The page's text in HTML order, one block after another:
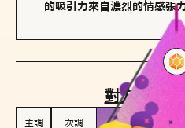
的吸引力來自濃烈的情感張
對方 的主
主調 次調